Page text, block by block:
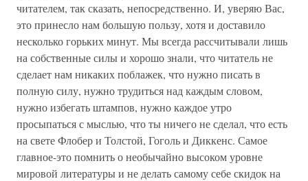
читателем, так сказать, непосредственно. И, уверяю Вас,
это принесло нам большую пользу, хотя и доставило
несколько горьких минут. Мы всегда рассчитывали лишь
на собственные силы и хорошо знали, что читатель не
сделает нам никаких поблажек, что нужно писать в
полную силу, нужно трудиться над каждым словом,
нужно избегать штампов, нужно каждое утро
просыпаться с мыслью, что ты ничего не сделал, что есть
на свете Флобер и Толстой, Гоголь и Диккенс. Самое
главное-это помнить о необычайно высоком уровне
мировой литературы и не делать самому себе скидок на